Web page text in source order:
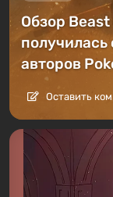
Обзор
авторов
Оставить